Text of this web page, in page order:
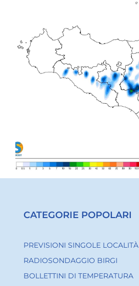
CATEGORIE POPOLARI
PREVISIONI SINGOLE LOCALITÀ
RADIOSONDAGGIO BIRGI
BOLLETTINI DI TEMPERATURA